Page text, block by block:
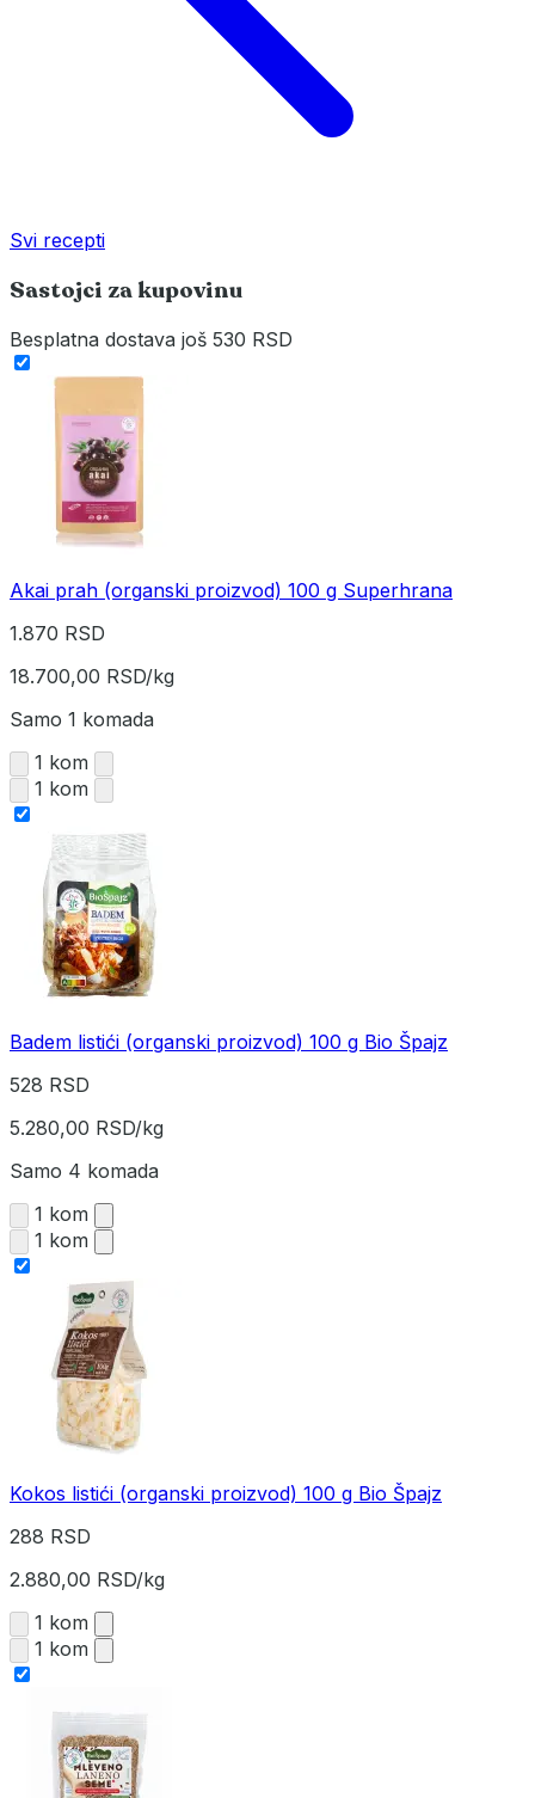
Svi recepti
Sastojci za kupovinu
Besplatna dostava još 530 RSD
Akai prah (organski proizvod) 100 g Superhrana
1.870 RSD
18.700,00 RSD/kg
Samo 1 komada
1 kom
1 kom
Badem listići (organski proizvod) 100 g Bio Špajz
528 RSD
5.280,00 RSD/kg
Samo 4 komada
1 kom
1 kom
Kokos listići (organski proizvod) 100 g Bio Špajz
288 RSD
2.880,00 RSD/kg
1 kom
1 kom